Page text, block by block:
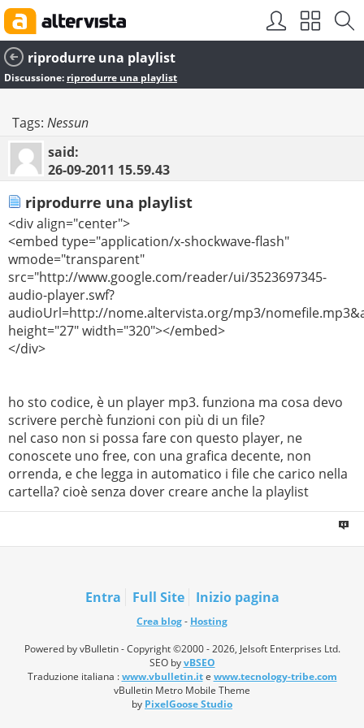
riprodurre una playlist
Discussione: riprodurre una playlist
Tags: Nessun
said:
26-09-2011 15.59.43
riprodurre una playlist
<div align="center">
<embed type="application/x-shockwave-flash"
wmode="transparent"
src="http://www.google.com/reader/ui/3523697345-
audio-player.swf?
audioUrl=http://nome.altervista.org/mp3/
height="27" width="320"></embed>
</div>
ho sto codice, è un player mp3. funziona ma cosa devo
scrivere perchè funzioni con più di un file?
nel caso non si possa fare con questo player, ne
conoscete uno free, con una grafica decente, non
orrenda, e che legga in automatico i file che carico nella
cartella? cioè senza dover creare anche la playlist
Entra Full Site Inizio pagina
Crea blog- Hosting
Powered by vBulletin - Copyright ©2000 - 2026, Jelsoft Enterprises Ltd.
SEO byvBSEO
Traduzione italiana :www.vbulletin.ite www.tecnology-tribe.com
vBulletin Metro Mobile Theme
by PixelGoose Studio